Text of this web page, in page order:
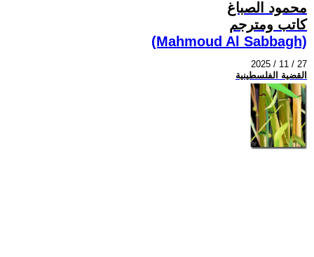
محمود الصباغ
كاتب ومترجم
(Mahmoud Al Sabbagh)
2025 / 11 / 27
القضية الفلسطينية